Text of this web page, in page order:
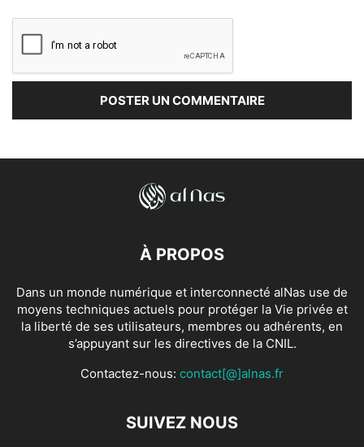
À PROPOS
Dans un monde numérique et interconnecté alNas use de
moyens techniques actuels pour protéger la Vie privée et
la liberté de ses utilisateurs, membres ou adhérents, en
s’appuyant sur les directives de la CNIL.
Contactez-nous: contact[@]alnas.fr
SUIVEZ NOUS